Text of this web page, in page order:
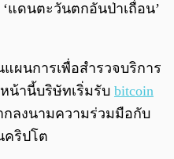
แดนตะวันตกอันป่าเถื่อน’
แผนการเพื่อสำรวจบริการ
หน้านี้บริษัทเริ่มรับ bitcoin
ลงนามความร่วมมือกับ
คริปโต